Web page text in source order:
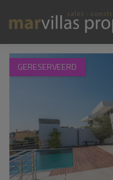
GERESERVEERD
1 / 58